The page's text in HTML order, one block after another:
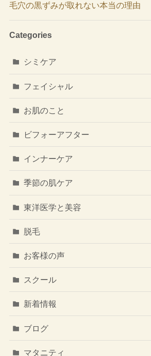
毛穴の黒ずみが取れない本当の理由
Categories
シミケア
フェイシャル
お肌のこと
ビフォーアフター
インナーケア
季節の肌ケア
東洋医学と美容
脱毛
お客様の声
スクール
新着情報
ブログ
マタニティ